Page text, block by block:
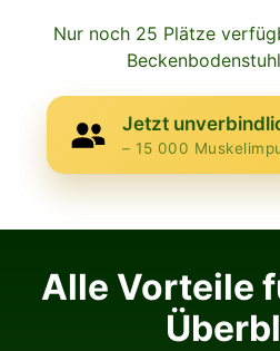
Nur noch 25 Plätze
Jetzt
– 15 000
Alle Vorteile